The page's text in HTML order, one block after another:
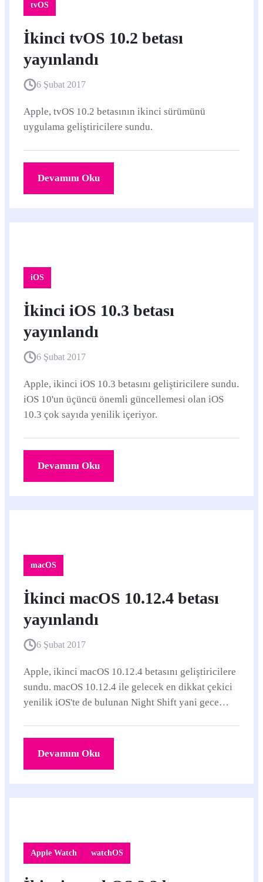
tvOS
İkinci tvOS 10.2 betası
yayınlandı
6 Şubat 2017
Apple, tvOS 10.2 betasının ikinci sürümünü
uygulama geliştiricilere sundu.
Devamını Oku
iOS
İkinci iOS 10.3 betası
yayınlandı
6 Şubat 2017
Apple, ikinci iOS 10.3 betasını geliştiricilere sundu.
iOS 10'un üçüncü önemli güncellemesi olan iOS
10.3 çok sayıda yenilik içeriyor.
Devamını Oku
macOS
İkinci macOS 10.12.4 betası
yayınlandı
6 Şubat 2017
Apple, ikinci macOS 10.12.4 betasını geliştiricilere
sundu. macOS 10.12.4 ile gelecek en dikkat çekici
yenilik iOS'te de bulunan Night Shift yani gece
Devamını Oku
Apple Watch watchOS